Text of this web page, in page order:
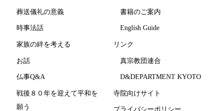
葬送儀礼の意義
時事法話
家族の絆を考える
お話
仏事Q&A
戦後８０年を迎えて平和を
願う
書籍のご案内
English Guide
リンク
真宗教団連合
D&DEPARTMENT KYOTO
寺院向けサイト
プライバシーポリシー